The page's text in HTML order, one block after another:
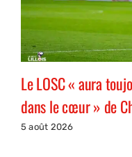
Le LOSC « aura
dans le cœur » de
5 août 2026